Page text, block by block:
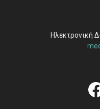
Ηλεκτρονική